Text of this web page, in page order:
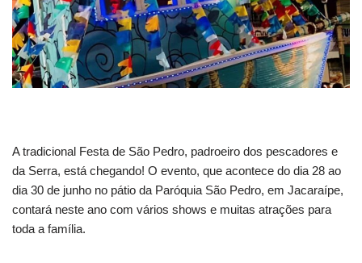
A tradicional Festa de São Pedro, padroeiro dos pescadores e
da Serra, está chegando! O evento, que acontece do dia 28 ao
dia 30 de junho no pátio da Paróquia São Pedro, em Jacaraípe,
contará neste ano com vários shows e muitas atrações para
toda a família.